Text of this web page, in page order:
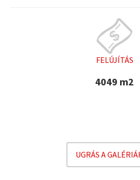
FELÚJÍTÁS
4049 m2
UGRÁS A